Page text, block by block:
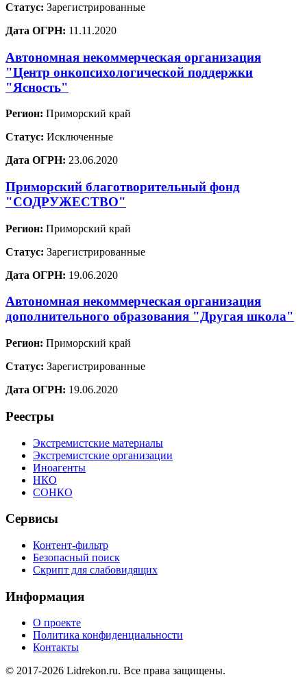
Статус: Зарегистрированные
Дата ОГРН: 11.11.2020
Автономная некоммерческая организация
"Центр онкопсихологической поддержки
"Ясность"
Регион: Приморский край
Статус: Исключенные
Дата ОГРН: 23.06.2020
Приморский благотворительный фонд
"СОДРУЖЕСТВО"
Регион: Приморский край
Статус: Зарегистрированные
Дата ОГРН: 19.06.2020
Автономная некоммерческая организация
дополнительного образования "Другая школа"
Регион: Приморский край
Статус: Зарегистрированные
Дата ОГРН: 19.06.2020
Реестры
Экстремистские материалы
Экстремистские организации
Иноагенты
НКО
СОНКО
Сервисы
Контент-фильтр
Безопасный поиск
Скрипт для слабовидящих
Информация
О проекте
Политика конфиденциальности
Контакты
© 2017-2026 Lidrekon.ru. Все права защищены.